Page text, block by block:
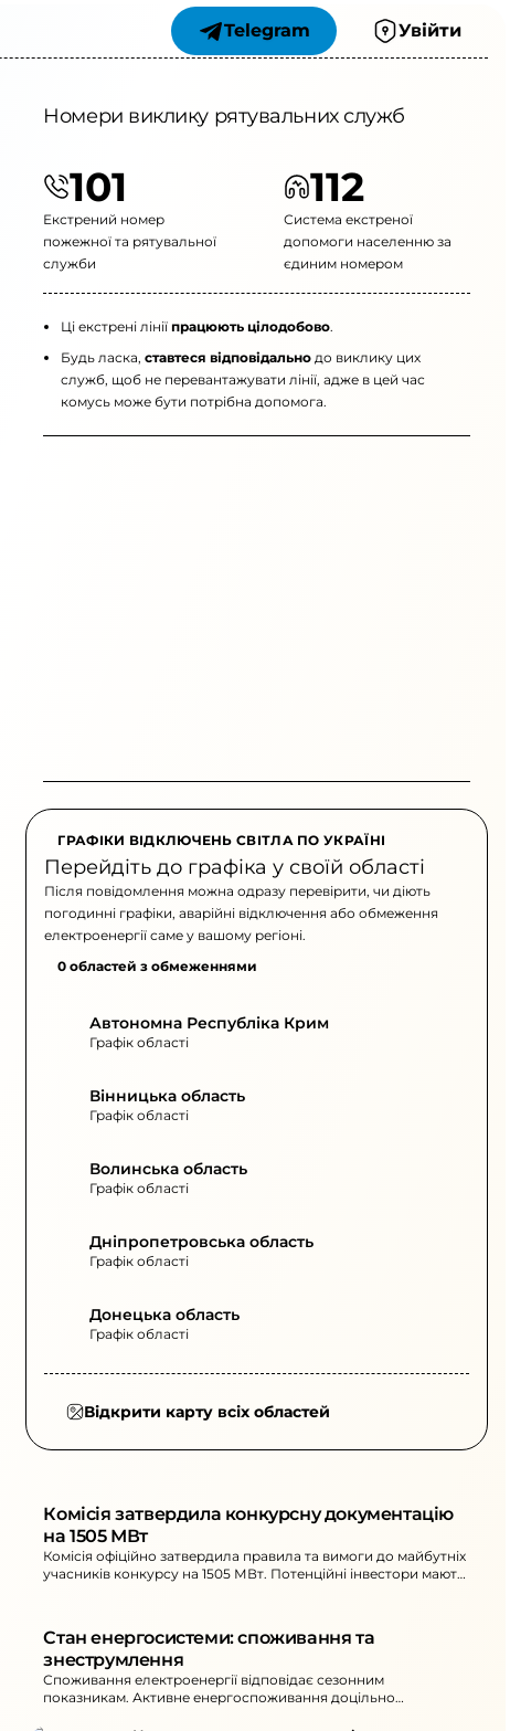
Telegram Увійти
Номери виклику рятувальних служб
101
Екстрений номер
пожежної та рятувальної
служби
112
Система екстреної
допомоги населенню за
єдиним номером
Ці екстрені лініїпрацюють цілодобово.
Будь ласка,ставтеся відповідально до виклику цих
служб, щоб не перевантажувати лінії, адже в цей час
комусь може бути потрібна допомога.
ГРАФІКИ ВІДКЛЮЧЕНЬ СВІТЛА ПО УКРАЇНІ
Перейдіть до графіка у своїй області
Після повідомлення можна одразу перевірити, чи діють
погодинні графіки, аварійні відключення або обмеження
електроенергії саме у вашому регіоні.
0 областей з обмеженнями
Автономна Республіка Крим
Графік області
Вінницька область
Графік області
Волинська область
Графік області
Дніпропетровська область
Графік області
Донецька область
Графік області
Відкрити карту всіх областей
Комісія затвердила конкурсну документацію
на 1505 МВт
Комісія офіційно затвердила правила та вимоги до майбутніх
учасників конкурсу на 1505 МВт. Потенційні інвестори мають
Стан енергосистеми: споживання та
знеструмлення
Споживання електроенергії відповідає сезонним
показникам. Активне енергоспоживання доцільно